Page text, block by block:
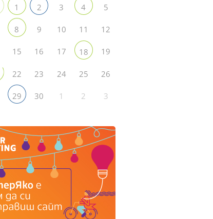
1 2 3 4 5
8 9 10 11 12
15 16 17 18 19
22 23 24 25 26
29 30 1 2 3